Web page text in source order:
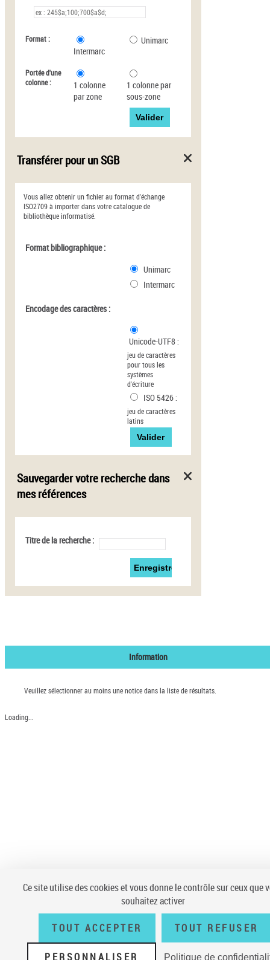
Format :
Intermarc
Unimarc
Portée d'une
colonne :
1 colonne
par zone
1 colonne par
sous-zone
Transférer pour un SGB
Vous allez obtenir un fichier au format d'échange
ISO2709 à importer dans votre catalogue de
bibliothèque informatisé.
Format bibliographique :
Unimarc
Intermarc
Encodage des caractères :
Unicode-UTF8:
jeu de caractères
pour tous les
systèmes
d'écriture
ISO 5426:
jeu de caractères
latins
Sauvegarder votre recherche dans
mes références
Titre de la recherche :
Information
Veuillez sélectionner au moins une notice dans la liste de résultats.
Loading...
Ce site utilise des cookies et vous donne le contrôle sur ceux que
souhaitez activer
TOUT ACCEPTER TOUT REFUSER
PERSONNALISER Politique de